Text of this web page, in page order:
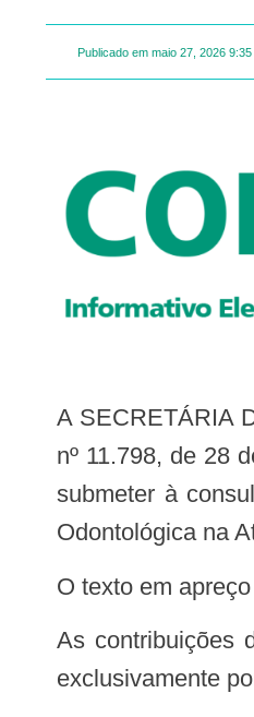
Publicado em maio 27, 2026 9:35
A SECRETÁRIA DE ATENÇÃO PRIMÁRIA À SAÚDE, no uso das atribuições que lhe confere o art. 21 da Seção II do Decreto
nº 11.798, de 28
submeter à
Odontológica na
O texto em
As contribuições deverão ser enviadas, no prazo de 30 (trinta) dias, contado da data de publicação desta Consulta Pública,
exclusivamente